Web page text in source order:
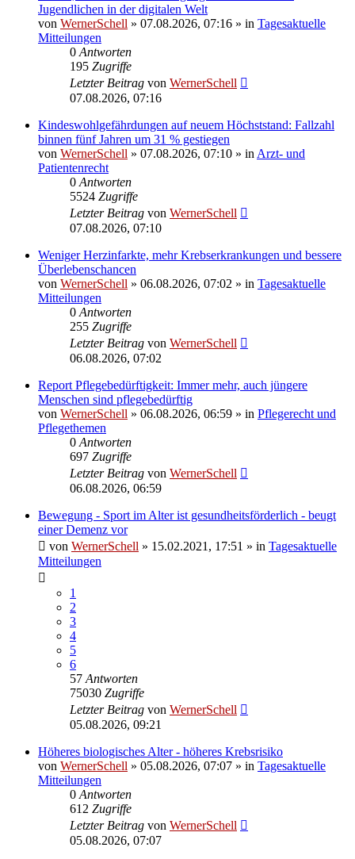
Jugendlichen in der digitalen Welt
von WernerSchell » 07.08.2026, 07:16 » in Tagesaktuelle
Mitteilungen
0 Antworten
195 Zugriffe
Letzter Beitrag von WernerSchell
07.08.2026, 07:16
Kindeswohlgefährdungen auf neuem Höchststand: Fallzahl
binnen fünf Jahren um 31 % gestiegen
von WernerSchell » 07.08.2026, 07:10 » in Arzt- und
Patientenrecht
0 Antworten
5524 Zugriffe
Letzter Beitrag von WernerSchell
07.08.2026, 07:10
Weniger Herzinfarkte, mehr Krebserkrankungen und bessere
Überlebenschancen
von WernerSchell » 06.08.2026, 07:02 » in Tagesaktuelle
Mitteilungen
0 Antworten
255 Zugriffe
Letzter Beitrag von WernerSchell
06.08.2026, 07:02
Report Pflegebedürftigkeit: Immer mehr, auch jüngere
Menschen sind pflegebedürftig
von WernerSchell » 06.08.2026, 06:59 » in Pflegerecht und
Pflegethemen
0 Antworten
697 Zugriffe
Letzter Beitrag von WernerSchell
06.08.2026, 06:59
Bewegung - Sport im Alter ist gesundheitsförderlich - beugt
einer Demenz vor
von WernerSchell » 15.02.2021, 17:51 » in Tagesaktuelle
Mitteilungen
1
2
3
4
5
6
57 Antworten
75030 Zugriffe
Letzter Beitrag von WernerSchell
05.08.2026, 09:21
Höheres biologisches Alter - höheres Krebsrisiko
von WernerSchell » 05.08.2026, 07:07 » in Tagesaktuelle
Mitteilungen
0 Antworten
612 Zugriffe
Letzter Beitrag von WernerSchell
05.08.2026, 07:07